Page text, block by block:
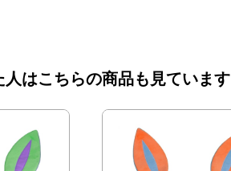
人はこちらの商品も見ています